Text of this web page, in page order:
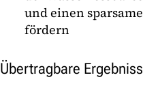
und einen
fördern
Übertragbare